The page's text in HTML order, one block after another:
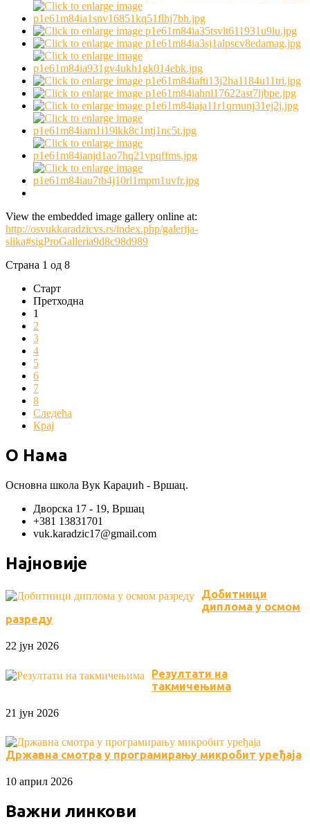
View the embedded image gallery online at:
http://osvukkaradzicvs.rs/index.php/galerija-
slika#sigProGalleria9d8c98d989
Страна 1 од 8
Старт
Претходна
1
2
3
4
5
6
7
8
Следећа
Крај
О Нама
Основна школа Вук Караџић - Вршац.
Дворска 17 - 19, Вршац
+381 13831701
vuk.karadzic17@gmail.com
Најновије
Добитници
диплома у осмом
разреду
22 јун 2026
Резултати на
такмичењима
21 јун 2026
Државна смотра у програмирању микробит уређаја
10 април 2026
Важни линкови